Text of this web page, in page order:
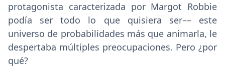
protagonista caracterizada por Margot Robbie
podía ser todo lo que quisiera ser–– este
universo de probabilidades más que animarla, le
despertaba múltiples preocupaciones. Pero ¿por
qué?